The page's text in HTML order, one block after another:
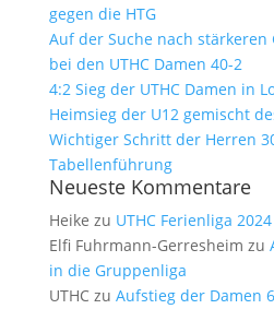
gegen die HTG
Auf der Suche nach stärkeren
bei den UTHC Damen 40-2
4:2 Sieg der UTHC Damen in
Heimsieg der U12 gemischt
Wichtiger Schritt der Herren
Tabellenführung
Neueste Kommentare
Heike zu UTHC Ferienliga 2024
Elfi Fuhrmann-Gerresheim zu
in die Gruppenliga
UTHCzu Aufstieg der Damen